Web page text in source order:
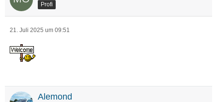
Profi
21. Juli 2025 um 09:51
Alemond